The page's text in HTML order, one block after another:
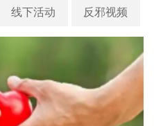
线下活动 反邪视频